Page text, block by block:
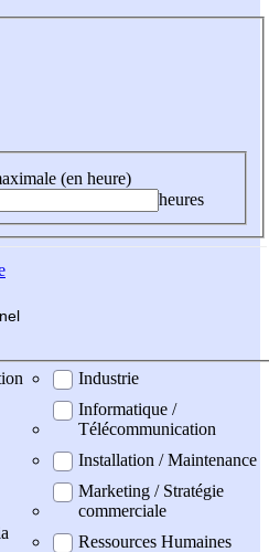
(en heure)
heures
Industrie
Informatique /
Télécommunication
Installation / Maintenance
Marketing / Stratégie
commerciale
Ressources Humaines